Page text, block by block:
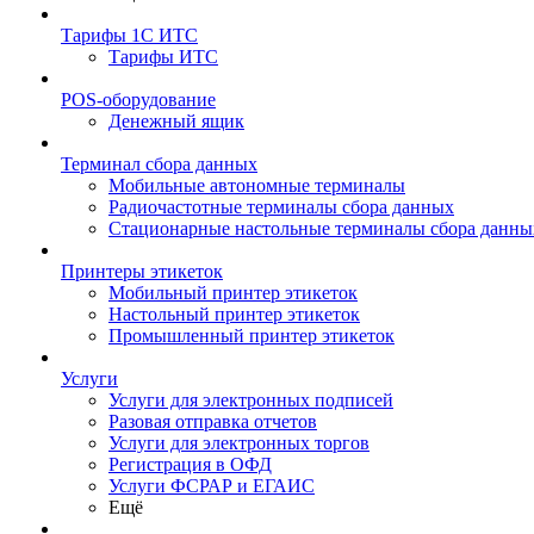
Тарифы 1С ИТС
Тарифы ИТС
POS-оборудование
Денежный ящик
Терминал сбора данных
Мобильные автономные терминалы
Радиочастотные терминалы сбора данных
Стационарные настольные терминалы сбора
Принтеры этикеток
Мобильный принтер этикеток
Настольный принтер этикеток
Промышленный принтер этикеток
Услуги
Услуги для электронных подписей
Разовая отправка отчетов
Услуги для электронных торгов
Регистрация в ОФД
Услуги ФСРАР и ЕГАИС
Ещё